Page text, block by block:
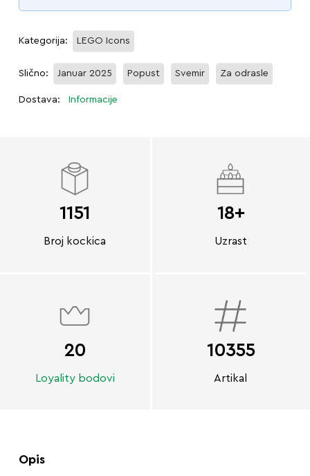
Kategorija: LEGO Icons
Slično: Januar 2025 Popust Svemir Za odrasle
Dostava: Informacije
1151
Broj kockica
18+
Uzrast
20
Loyality bodovi
10355
Artikal
Opis